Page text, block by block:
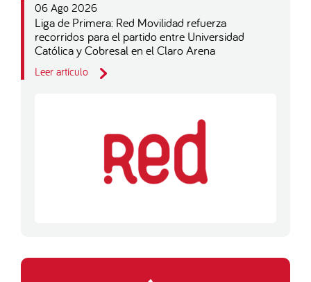
06 Ago 2026
Liga de Primera: Red Movilidad refuerza
recorridos para el partido entre Universidad
Católica y Cobresal en el Claro Arena
Leer artículo